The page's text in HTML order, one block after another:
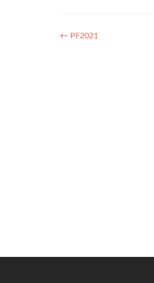
Navigace
← PF2021